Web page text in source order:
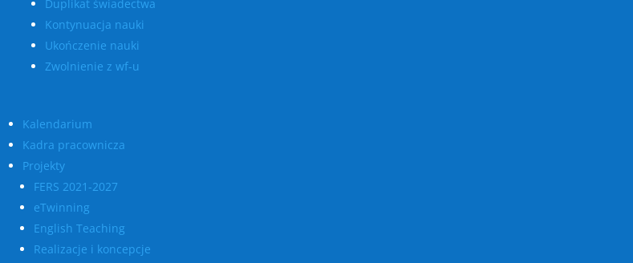
Duplikat świadectwa
Kontynuacja nauki
Ukończenie nauki
Zwolnienie z wf-u
Kalendarium
Kadra pracownicza
Projekty
FERS 2021-2027
eTwinning
English Teaching
Realizacje i koncepcje